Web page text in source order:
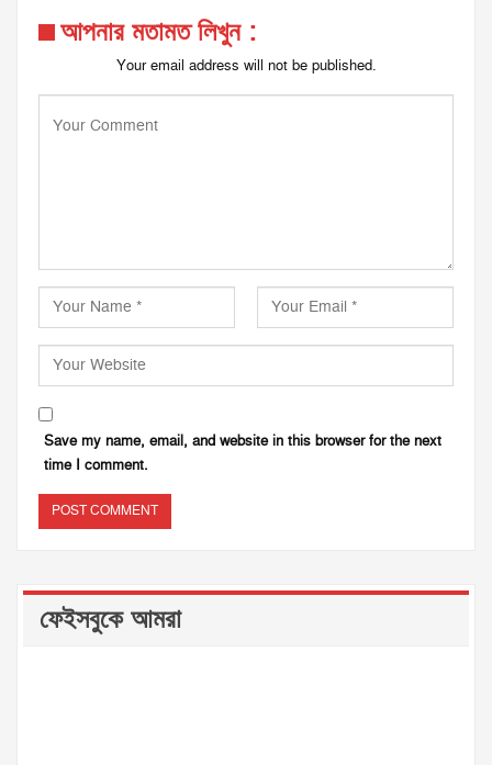
আপনার মতামত লিখুন :
Your email address will not be published.
Save my name, email, and website in this browser for the next
time I comment.
ফেইসবুকে আমরা